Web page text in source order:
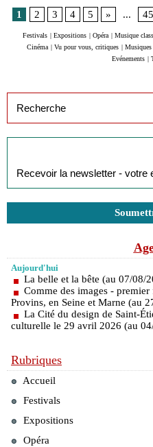
1
2 3 4 5 » ...
Festivals | Expositions | Opéra | Musique
Cinéma | Vu pour vous, critiques | Musiques
Evénements |
Aujourd'hui
La belle et la bête (au 07/08/
Comme des images -
Provins, en Seine et Marne (au
La Cité du design de Saint-
culturelle le 29 avril 2026 (au
Rubriques
Accueil
Festivals
Expositions
Opéra